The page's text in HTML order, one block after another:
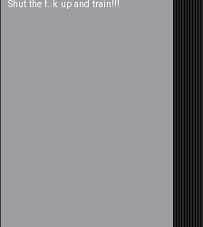
Shut the f..k up and train!!!